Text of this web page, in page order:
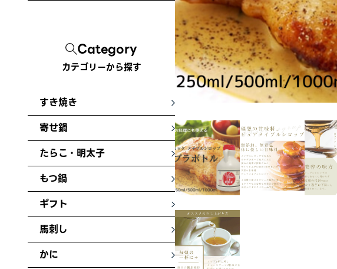
Category
カテゴリーから探す
すき焼き
寄せ鍋
たらこ・明太子
もつ鍋
ギフト
馬刺し
かに